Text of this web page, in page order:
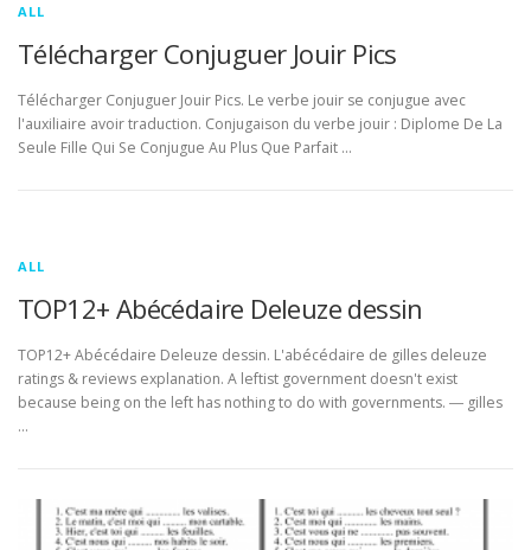
ALL
Télécharger Conjuguer Jouir Pics
Télécharger Conjuguer Jouir Pics. Le verbe jouir se conjugue avec
l'auxiliaire avoir traduction. Conjugaison du verbe jouir : Diplome De La
Seule Fille Qui Se Conjugue Au Plus Que Parfait …
ALL
TOP12+ Abécédaire Deleuze dessin
TOP12+ Abécédaire Deleuze dessin. L'abécédaire de gilles deleuze
ratings & reviews explanation. A leftist government doesn't exist
because being on the left has nothing to do with governments. ― gilles
…